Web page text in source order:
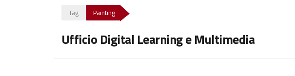
Tag Painting
Ufficio Digital Learning e Multimedia